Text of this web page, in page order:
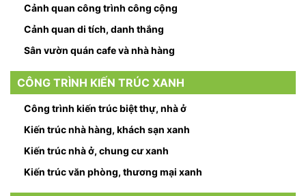
Cảnh quan công trình công cộng
Cảnh quan di tích, danh thắng
Sân vườn quán cafe và nhà hàng
CÔNG TRÌNH KIẾN TRÚC XANH
Công trình kiến trúc biệt thự, nhà ở
Kiến trúc nhà hàng, khách sạn xanh
Kiến trúc nhà ở, chung cư xanh
Kiến trúc văn phòng, thương mại xanh